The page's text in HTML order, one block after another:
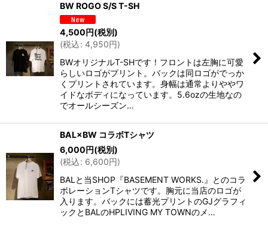
BW ROGO S/S T-SH
4,500円(税別)
(税込: 4,950円)
BWオリジナルT-SHです！フロントは左胸に可愛
らしいロゴがプリント。バックは同ロゴがでっか
くプリントされています。身幅は通常よりややワ
イドなボディになっています。5.6ozの生地なの
でオールシーズン…
BAL×BW コラボTシャツ
6,000円(税別)
(税込: 6,600円)
BALと当SHOP『BASEMENT WORKS.』とのコラ
ボレーションTシャツです。胸元に当店のロゴが
入ります。バックには蓄光プリントのGJグラフィ
ックとBALのHPLIVING MY TOWNのメ…